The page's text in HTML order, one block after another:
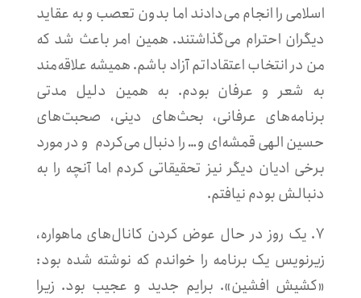
اسلامی را انجام می‌دادند اما بدون تعصب و به عقاید
دیگران احترام می‌گذاشتند. همین امر باعث شد که
من در انتخاب اعتقاداتم آزاد باشم. همیشه علاقه‌مند
به شعر و عرفان بودم. به همین دلیل مدتی
برنامه‌های عرفانی، بحث‌های دینی، صحبت‌های
حسین الهی قمشه‌ای و… را دنبال می‌کردم و در مورد
برخی ادیان دیگر نیز تحقیقاتی کردم اما آنچه را به
دنبالش بودم نیافتم.
۷. یک روز در حال عوض کردن کانال‌های ماهواره،
زیرنویس یک برنامه را خواندم که نوشته شده بود:
«کشیش افشین». برایم جدید و عجیب بود. زیرا